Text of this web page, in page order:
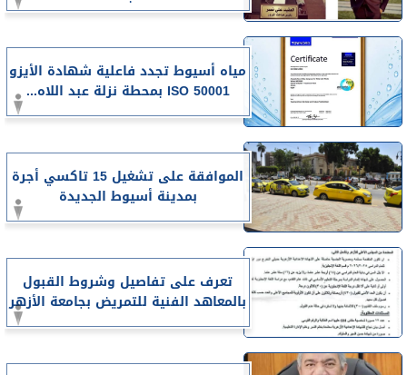
مياه أسيوط تجدد فاعلية شهادة الأيزو
ISO 50001 بمحطة نزلة عبد اللاه...
الموافقة على تشغيل 15 تاكسي أجرة
بمدينة أسيوط الجديدة
تعرف على تفاصيل وشروط القبول
بالمعاهد الفنية للتمريض بجامعة الأزهر